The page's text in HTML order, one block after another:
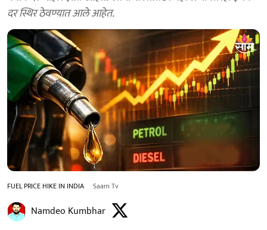
दर स्थिर ठेवण्यात आले आहेत.
FUEL PRICE HIKE IN INDIA Saam Tv
Namdeo Kumbhar